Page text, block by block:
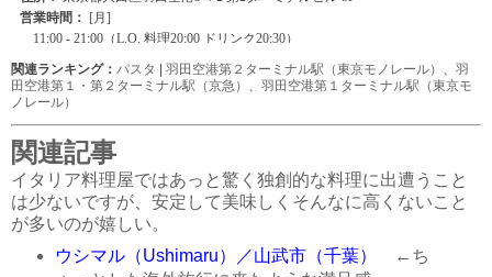
関連ランキング： パスタ | 羽田空港第２ターミナル駅（東京モノレール）
羽
田空港第１・第２ターミナル駅（京急）
羽田空港第１ターミナル駅（東京モ
ノレール）
関連記事
イタリア料理屋ではあっと驚く独創的な料理に出遭うこと
は少ないですが、安定して美味しくそんなに高くないこと
が多いのが嬉しい。
ウシマル（Ushimaru）／山武市（千葉）
←ち